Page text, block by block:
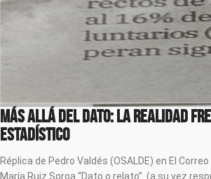
Más allá del dato: la realidad
estadístico
Réplica de Pedro Valdés (OSALDE) en El
María Ruiz Soroa “Dato o relato” (a su vez